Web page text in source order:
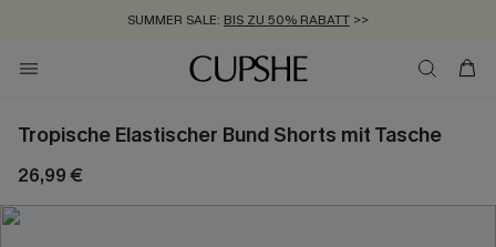
SUMMER SALE: BIS ZU 50% RABATT >>
ZUM NEWSLETTER:BIS ZU -20% EXTRA ERHALTEN
KOSTENLOSER VERSAND AB 89 €
Tropische Elastischer Bund Shorts mit Tasche
26,99 €